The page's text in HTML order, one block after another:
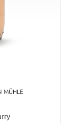
MÜHLE
Sternen